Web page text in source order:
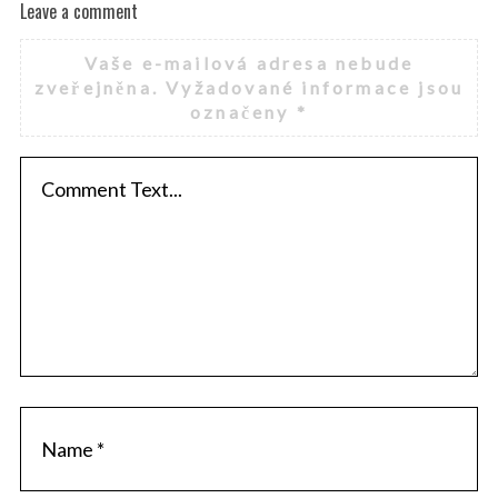
Leave a comment
Vaše e-mailová adresa nebude
zveřejněna. Vyžadované informace jsou
označeny *